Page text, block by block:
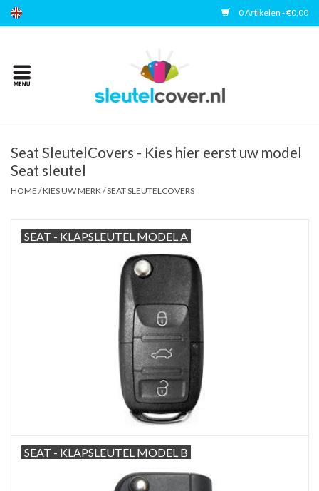
0 Artikelen - €0,00
Home
Accessoires
Veelgestelde vragen
Contact
Seat SleutelCovers - Kies hier eerst uw model
Seat sleutel
HOME /KIES UW MERK /SEAT SLEUTELCOVERS
SEAT - KLAPSLEUTEL MODEL A
SEAT - KLAPSLEUTEL MODEL B